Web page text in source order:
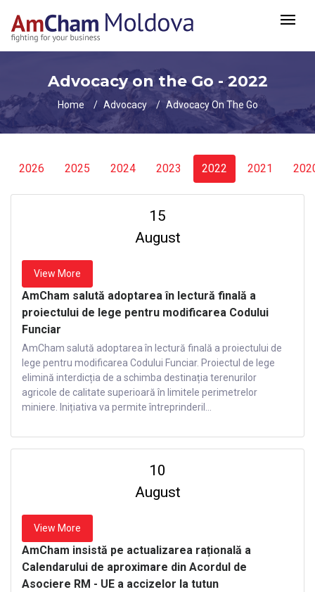
Advocacy on the Go - 2022
Home Advocacy Advocacy On The Go
2026 2025 2024 2023 2022 2021
15
August
View More
AmCham salută adoptarea în lectură finală a
proiectului de lege pentru modificarea Codului
Funciar
AmCham salută adoptarea în lectură finală a proiectului de
lege pentru modificarea Codului Funciar. Proiectul de lege
elimină interdicția de a schimba destinația terenurilor
agricole de calitate superioară în limitele perimetrelor
miniere. Inițiativa va permite întreprinderil...
10
August
View More
AmCham insistă pe actualizarea rațională a
Calendarului de aproximare din Acordul de
Asociere RM - UE a accizelor la tutun